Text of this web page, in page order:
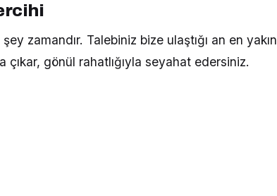
zamandır. Talebiniz bize ulaştığı an en yakın
gönül rahatlığıyla seyahat edersiniz.